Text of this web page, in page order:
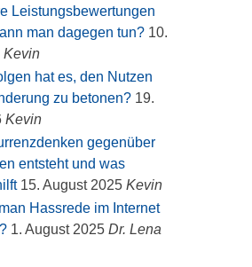
Leistungsbewertungen
man dagegen tun? 10.
Kevin
hat es, den Nutzen
zu betonen? 19.
Kevin
gegenüber
entsteht und was
15. August 2025 Kevin
Hassrede im Internet
1. August 2025 Dr. Lena